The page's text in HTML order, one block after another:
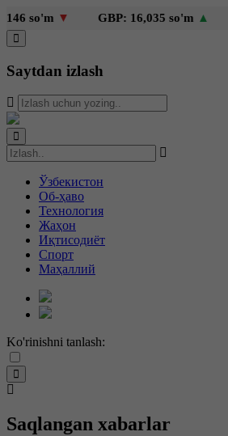
so'm▼ GBP: 16,035 so'm▲
Saytdan izlash
Ўзбекистон
Об-ҳаво
Технология
Жаҳон
Иқтисодиёт
Спорт
Маҳаллий
Ko'rinishni tanlash:
Saqlangan xabarlar